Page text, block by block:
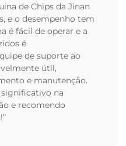
de Chips da Jinan
e o desempenho tem
é fácil de operar e a
é
de suporte ao
útil,
e manutenção.
na
e recomendo